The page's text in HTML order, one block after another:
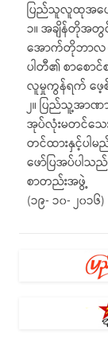
ပြည်သူလူထုအပေ
၁။ အချိန်တိုအတွ
အောက်တိုဘာလ
ပါတီ၏ စာစော
လူမှုကွန်ရက် ဖေ့စ်
၂။ ပြည်သူ့အာဏ
အုပ်လုံးမတင်သေး
တင်ထားနှင့်ပါမ
ဖော်ပြအပ်ပါသည်
စာတည်းအဖွဲ့
(၁၉- ၁၀- ၂၀၁၆)